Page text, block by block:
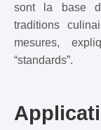
sont la base
traditions
mesures,
“standards”.